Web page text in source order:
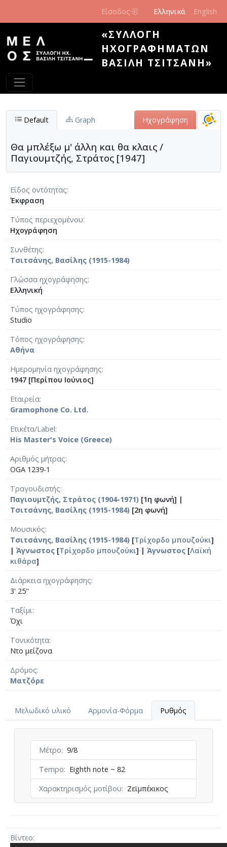
Είσοδος Ελληνικά English
«ΣΥΛΛΟΓΉ
ΗΧΟΓΡΑΦΗΜΆΤΩΝ
ΒΑΣΊΛΗ ΤΣΙΤΣΆΝΗ»
Default Graph Ηχογράφηση
Θα μπλέξω μ' άλλη και θα κλαις /
Παγιουμτζής, Στράτος [1947]
Είδος οντότητας
Έκφραση
Τύπος περιεχομένου
Ηχογράφηση
Συνθέτης
Τσιτσάνης, Βασίλης (1915-1984)
Γλώσσα ηχογράφησης
Ελληνική
Τύπος ηχογράφησης
Studio
Τόπος ηχογράφησης
Αθήνα
Ημερομηνία ηχογράφησης
1947 [Περίπου Ιούνιος]
Εταιρεία
Gramophone Co. Ltd.
Ετικέτα/Label
His Master's Voice (Greece)
Αριθμός μήτρας
OGA 1239-1
Τραγουδιστής
Παγιουμτζής, Στράτος (1904-1971) [1η φωνή] |
Τσιτσάνης, Βασίλης (1915-1984) [2η φωνή]
Μουσικός
Τσιτσάνης, Βασίλης (1915-1984) [Τρίχορδο μπουζούκι]
| Άγνωστος [Τρίχορδο μπουζούκι] | Άγνωστος [Λαϊκή
κιθάρα]
Διάρκεια ηχογράφησης
3' 25''
Ταξίμι
Όχι
Τονικότητα
Ντο μείζονα
Δρόμος
Ματζόρε
Μελωδικό υλικό Αρμονία-Φόρμα Ρυθμός
Μέτρο
9/8
Tempo
Eighth note ~ 82
Χαρακτηρισμός μοτίβου
Ζεϊμπέκικος
Βίντεο